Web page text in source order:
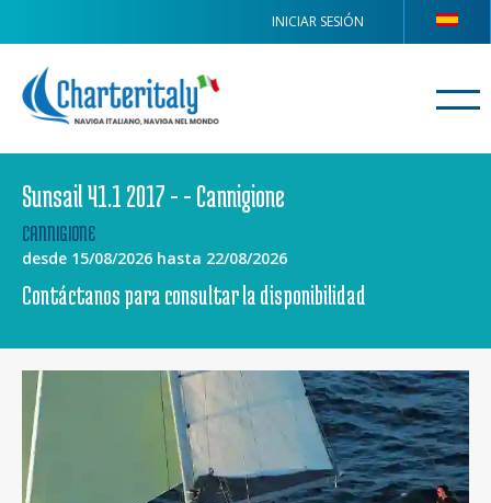
INICIAR SESIÓN
Sunsail 41.1 2017 - - Cannigione
CANNIGIONE
desde 15/08/2026 hasta 22/08/2026
Contáctanos para consultar la disponibilidad